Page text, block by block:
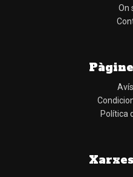
On
Política